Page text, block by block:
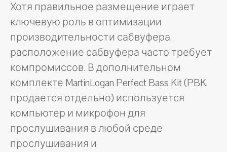
Хотя правильное размещение играет
ключевую роль в оптимизации
производительности сабвуфера,
расположение сабвуфера часто требует
компромиссов. В дополнительном
комплекте MartinLogan Perfect Bass Kit (PBK,
продается отдельно) используется
компьютер и микрофон для
прослушивания в любой среде
прослушивания и